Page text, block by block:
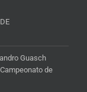
Guasch
de